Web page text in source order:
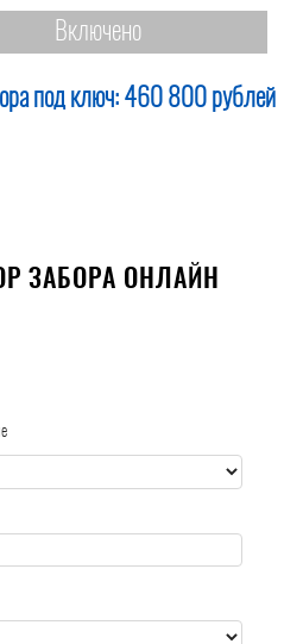
Включено
под ключ: 460 800 рублей
ЗАБОРА ОНЛАЙН